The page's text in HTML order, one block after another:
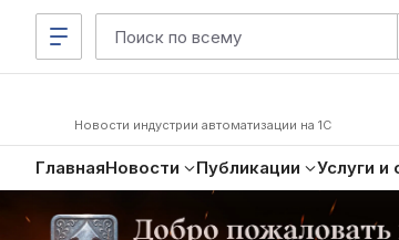
Новости индустрии автоматизации на 1С
ГлавнаяНовости Публикации Услуги и